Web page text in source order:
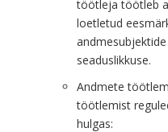
töötleja töötleb
loetletud
seaduslikkuse.
Andmete
töötlemist
hulgas: